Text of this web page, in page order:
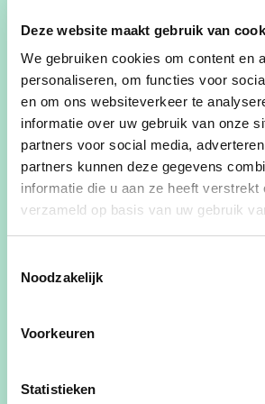
Deze website maakt gebruik van
We gebruiken cookies om content en
personaliseren, om functies voor
en om ons websiteverkeer te
informatie over uw gebruik van onze
partners voor social media,
partners kunnen deze gegevens
informatie die u aan ze heeft verstrekt
verzameld op basis van uw gebruik
Noodzakelijk
Voorkeuren
Statistieken
Bubbelbabbel :Cyberveiligheid
volwassenen - van fake news
De digitale wereld verandert
gebruiken onze smartphone niet
bellen, maar ook om te werken,
communiceren en betalen.
Bijblijven is geen makkelijke
wie niet tot de generatie behoort
sturen via WhatsApp lukt
wel of niet klikken? Hoe